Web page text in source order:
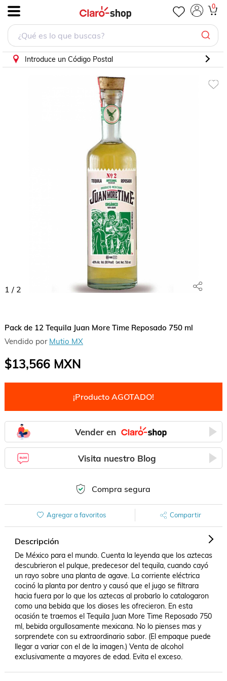
0
Introduce un Código Postal
1 / 2
Pack de 12 Tequila Juan More Time Reposado 750 ml
Vendido por Mutio MX
$13,566MXN
¡Producto AGOTADO!
Vender en
Visita nuestro Blog
Compra segura
Agregar a favoritos Compartir
Descripción
De México para el mundo. Cuenta la leyenda que los aztecas
descubrieron el pulque, predecesor del tequila, cuando cayó
un rayo sobre una planta de agave. La corriente eléctrica
cocinó la planta por dentro y causó que el jugo se filtrara
hacia fuera por lo que los aztecas al probarlo lo catalogaron
como una bebida que los dioses les ofrecieron. En esta
ocasión te traemos el Tequila Juan More Time Reposado 750
ml, bebida orgullosamente mexicana. No lo pienses mas y
sorprendete con su extraordinario sabor. (El empaque puede
llegar a variar con el de la imagen.) Venta de alcohol
exclusivamente a mayores de edad. Evita el exceso.